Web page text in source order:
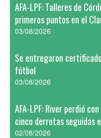
AFA-LPF: Talleres de
primeros puntos en el
03/08/2026
Se entregaron
fútbol
03/08/2026
AFA-LPF: River perdió
cinco derrotas seguidas
02/08/2026